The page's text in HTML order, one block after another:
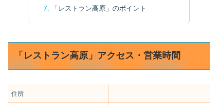
「レストラン高原」のポイント
「レストラン高原」アクセス・営業時間
住所